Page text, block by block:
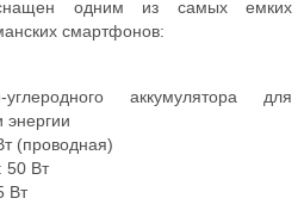
одним из самых емких
смартфонов:
углеродного аккумулятора для
энергии
(проводная)
50 Вт
Вт